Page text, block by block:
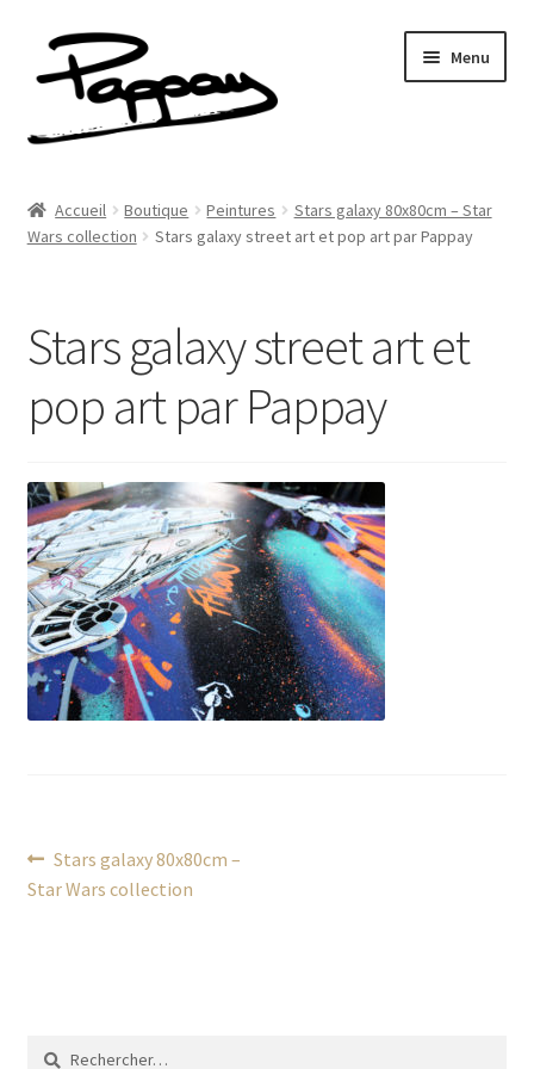
Aller
navigation
Aller
au
contenu
Menu
Réalisations
Ouvrir
Contact
Newsletter
Shop
Accueil Boutique Peintures
Stars galaxy 80x80cm – Star
Wars collection
Stars galaxy street art et pop art par Pappay
Stars galaxy street art et
pop art par Pappay
Navigation
de
Article
précédent :
Stars galaxy 80x80cm –
Star Wars collection
Rechercher :